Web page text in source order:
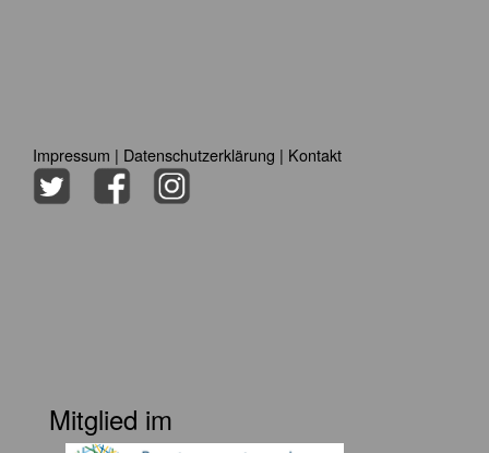
Impressum | Datenschutzerklärung | Kontakt
Mitglied im